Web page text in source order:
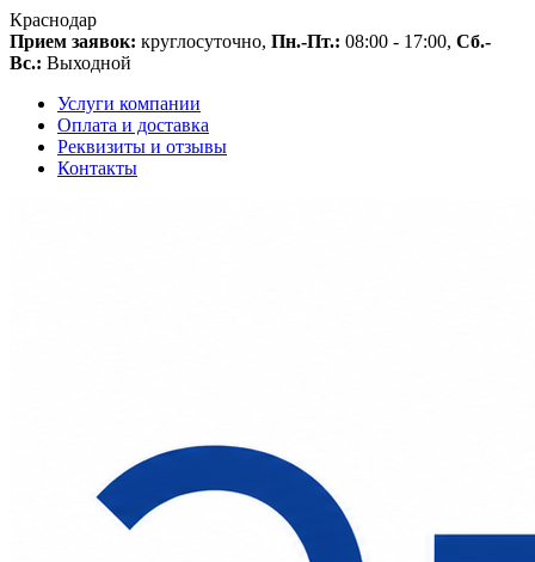
Краснодар
Прием заявок: круглосуточно, Пн.-Пт.: 08:00 - 17:00, Сб.-
Вс.: Выходной
Услуги компании
Оплата и доставка
Реквизиты и отзывы
Контакты